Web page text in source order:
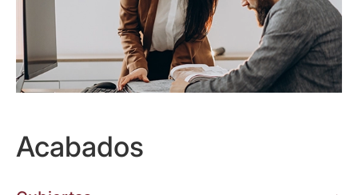
Acabados